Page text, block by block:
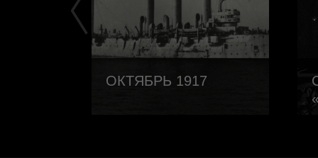
ОКТЯБРЬ 1917